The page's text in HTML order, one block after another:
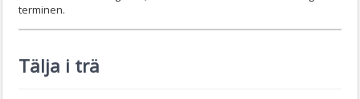
terminen.
Tälja i trä